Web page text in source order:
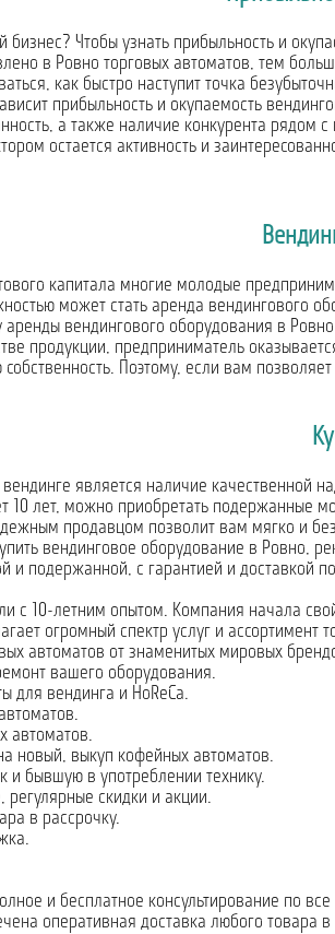
бизнес? Чтобы узнать прибыльность и
в Ровно торговых автоматов, тем
как быстро наступит точка
прибыльность и окупаемость
а также наличие конкурента рядом
остается активность и
капитала многие молодые
может стать аренда вендингового
аренды вендингового оборудования в
продукции, предприниматель
Поэтому, если вам
является наличие качественной
10 лет, можно приобретать подержанные
продавцом позволит вам мягко и
вендинговое оборудование в Ровно,
и подержанной, с гарантией и
с 10-летним опытом. Компания начала
огромный спектр услуг и
автоматов от знаменитых мировых
вашего оборудования.
для вендинга и HoReCa.
автоматов.
новый, выкуп кофейных автоматов.
и бывшую в употреблении технику.
скидки и акции.
в рассрочку.
и бесплатное консультирование по
оперативная доставка любого товара